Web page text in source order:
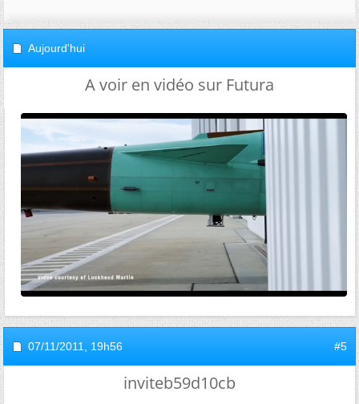
Aujourd'hui
A voir en vidéo sur Futura
07/11/2011, 19h56 #5
inviteb59d10cb